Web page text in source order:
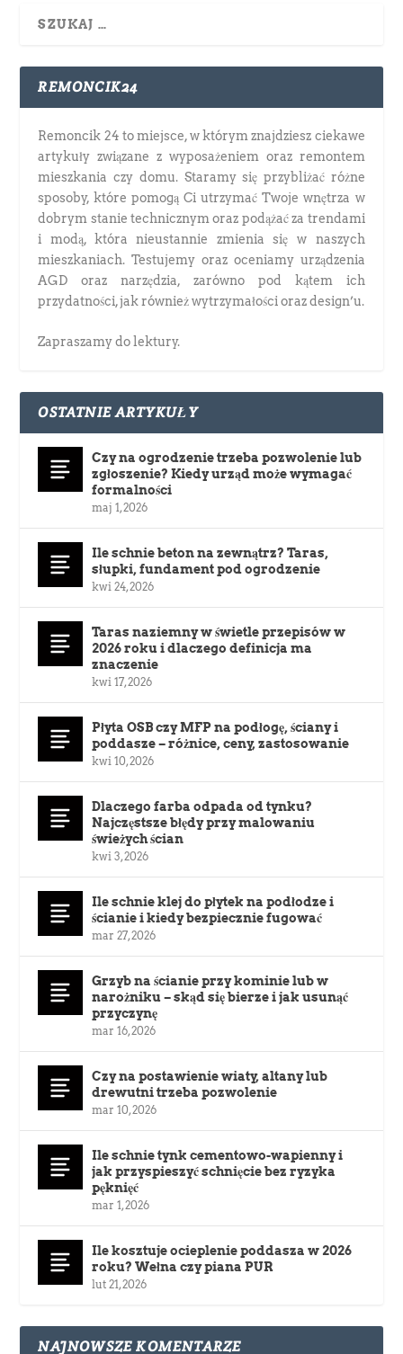
REMONCIK24
Remoncik 24 to miejsce, w którym znajdziesz ciekawe
artykuły związane z wyposażeniem oraz remontem
mieszkania czy domu. Staramy się przybliżać różne
sposoby, które pomogą Ci utrzymać Twoje wnętrza w
dobrym stanie technicznym oraz podążać za trendami
i modą, która nieustannie zmienia się w naszych
mieszkaniach. Testujemy oraz oceniamy urządzenia
AGD oraz narzędzia, zarówno pod kątem ich
przydatności, jak również wytrzymałości oraz design’u.
Zapraszamy do lektury.
OSTATNIE ARTYKUŁY
Czy na ogrodzenie trzeba pozwolenie lub
zgłoszenie? Kiedy urząd może wymagać
formalności
maj 1, 2026
Ile schnie beton na zewnątrz? Taras,
słupki, fundament pod ogrodzenie
kwi 24, 2026
Taras naziemny w świetle przepisów w
2026 roku i dlaczego definicja ma
znaczenie
kwi 17, 2026
Płyta OSB czy MFP na podłogę, ściany i
poddasze – różnice, ceny, zastosowanie
kwi 10, 2026
Dlaczego farba odpada od tynku?
Najczęstsze błędy przy malowaniu
świeżych ścian
kwi 3, 2026
Ile schnie klej do płytek na podłodze i
ścianie i kiedy bezpiecznie fugować
mar 27, 2026
Grzyb na ścianie przy kominie lub w
narożniku – skąd się bierze i jak usunąć
przyczynę
mar 16, 2026
Czy na postawienie wiaty, altany lub
drewutni trzeba pozwolenie
mar 10, 2026
Ile schnie tynk cementowo-wapienny i
jak przyspieszyć schnięcie bez ryzyka
pęknięć
mar 1, 2026
Ile kosztuje ocieplenie poddasza w 2026
roku? Wełna czy piana PUR
lut 21, 2026
NAJNOWSZE KOMENTARZE